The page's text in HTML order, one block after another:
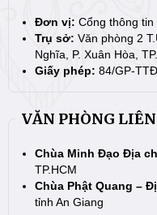
Đơn vị: Cổng thông
Trụ sở: Văn phòng 2
Nghĩa, P. Xuân Hòa,
Giấy phép: 84/GP-
VĂN PHÒNG
Chùa Minh Đạo Địa
TP.HCM
Chùa Phật Quang –
tỉnh An Giang